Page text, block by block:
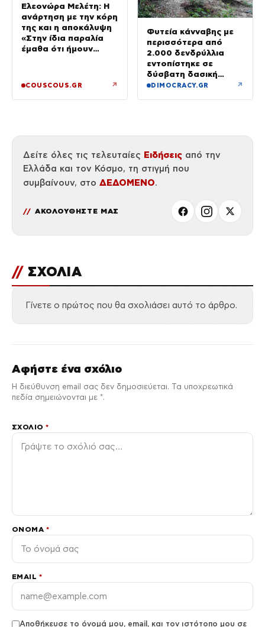
Ελεονώρα Μελέτη: Η
ανάρτηση με την κόρη
της και η αποκάλυψη
«Στην ίδια παραλία
έμαθα ότι ήμουν
COUSCOUS.GR ↗
Φυτεία κάνναβης με
περισσότερα από
2.000 δενδρύλλια
εντοπίστηκε σε
δύσβατη δασική
περιοχή στη Φθιώτιδα
DIMOCRACY.GR ↗
Δείτε όλες τις τελευταίες Ειδήσεις από την
Ελλάδα και τον Κόσμο, τη στιγμή που
συμβαίνουν, στο ΔΕΔΟΜΕΝΟ.
ΑΚΟΛΟΥΘΗΣΤΕ ΜΑΣ
// ΣΧΟΛΙΑ
Γίνετε ο πρώτος που θα σχολιάσει αυτό το άρθρο.
Αφήστε ένα σχόλιο
Η διεύθυνση email σας δεν δημοσιεύεται. Τα υποχρεωτικά
πεδία σημειώνονται με *.
ΣΧΌΛΙΟ*
ΌΝΟΜΑ *
EMAIL *
Αποθήκευσε το όνομά μου, email, και τον ιστότοπο μου σε